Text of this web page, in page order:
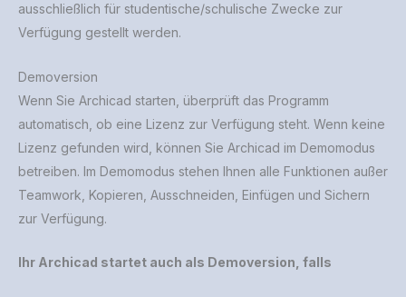
ausschließlich für studentische/schulische Zwecke zur
Verfügung gestellt werden.
Demoversion
Wenn Sie Archicad starten, überprüft das Programm
automatisch, ob eine Lizenz zur Verfügung steht. Wenn keine
Lizenz gefunden wird, können Sie Archicad im Demomodus
betreiben. Im Demomodus stehen Ihnen alle Funktionen außer
Teamwork, Kopieren, Ausschneiden, Einfügen und Sichern
zur Verfügung.
Ihr Archicad startet auch als Demoversion, falls